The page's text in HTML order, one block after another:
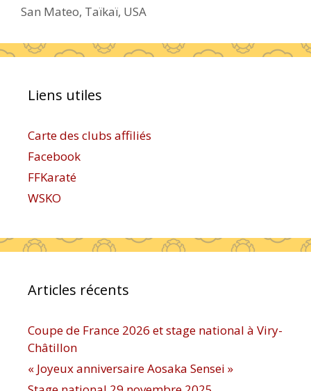
San Mateo, Taïkaï, USA
Liens utiles
Carte des clubs affiliés
Facebook
FFKaraté
WSKO
Articles récents
Coupe de France 2026 et stage national à Viry-
Châtillon
« Joyeux anniversaire Aosaka Sensei »